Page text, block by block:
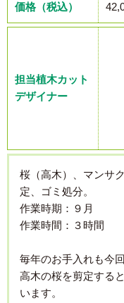
価格（税込）
担当植木カット
デザイナー
桜（高木）、マンサ
定、ゴミ処分。
作業時期：９月
作業時間：３時間
毎年のお手入れも今
高木の桜を剪定する
います。